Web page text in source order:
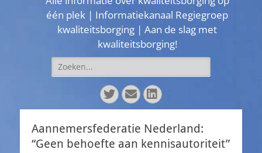
één plek | Informatiekanaal Regiegroep
kwaliteitsborging | Aan de slag met
kwaliteitsborging!
Zoeken
naar:
Twitter
E-
mail
LinkedIn
Aannemersfederatie Nederland:
“Geen behoefte aan kennisautoriteit”